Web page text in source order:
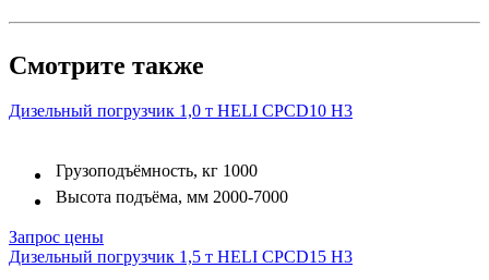
Смотрите также
Дизельный погрузчик 1,0 т HELI CPСD10 H3
Грузоподъёмность, кг 1000
Высота подъёма, мм 2000-7000
Запрос цены
Дизельный погрузчик 1,5 т HELI CPСD15 H3